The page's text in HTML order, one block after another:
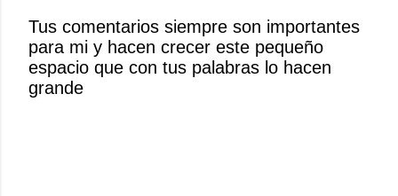
u
n
c
o
Tus comentarios siempre son importantes
para mi y hacen crecer este pequeño
espacio que con tus palabras lo hacen
grande